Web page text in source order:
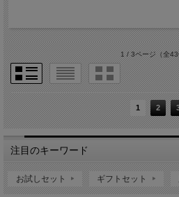
1 / 3ページ（全43
1 2
注目のキーワード
お試しセット ギフトセット